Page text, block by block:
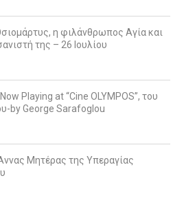
η φιλάνθρωπος Αγία και
της – 26 Ιουλίου
Playing at “Cine OLYMPOS”, του
by George Sarafoglou
Μητέρας της Υπεραγίας